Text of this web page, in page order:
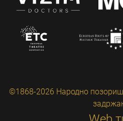
©1868-2026 Народно